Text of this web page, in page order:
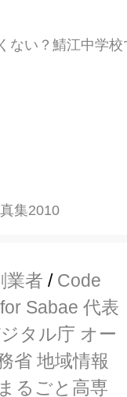
ない？鯖江中学
集2010
業者 / Code
Sabae 代表
タル庁 オー
省 地域情報
るごと高専